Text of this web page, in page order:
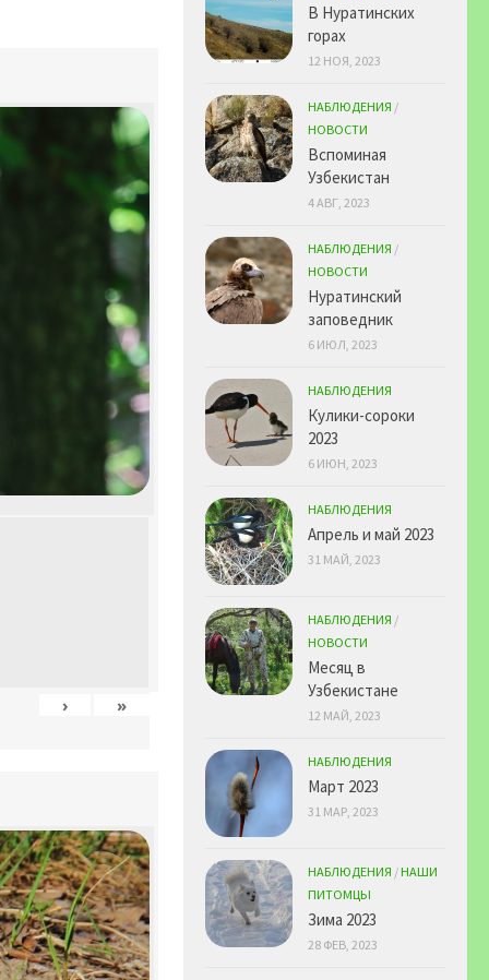
› »
В Нуратинских
горах
12 НОЯ, 2023
НАБЛЮДЕНИЯ /
НОВОСТИ
Вспоминая
Узбекистан
4 АВГ, 2023
НАБЛЮДЕНИЯ /
НОВОСТИ
Нуратинский
заповедник
6 ИЮЛ, 2023
НАБЛЮДЕНИЯ
Кулики-сороки
2023
6 ИЮН, 2023
НАБЛЮДЕНИЯ
Апрель и май 2023
31 МАЙ, 2023
НАБЛЮДЕНИЯ /
НОВОСТИ
Месяц в
Узбекистане
12 МАЙ, 2023
НАБЛЮДЕНИЯ
Март 2023
31 МАР, 2023
НАБЛЮДЕНИЯ /НАШИ
ПИТОМЦЫ
Зима 2023
28 ФЕВ, 2023